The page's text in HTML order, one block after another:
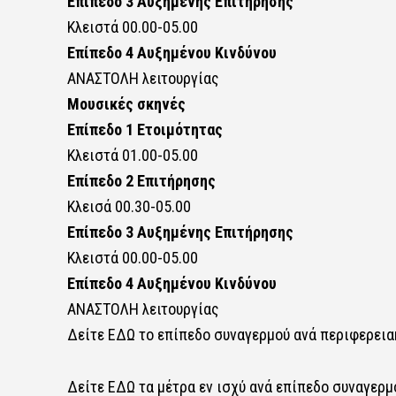
Κλειστά 00.00-05.00
Επίπεδο 4 Αυξημένου Κινδύνου
ΑΝΑΣΤΟΛΗ λειτουργίας
Μουσικές σκηνές
Επίπεδο 1 Ετοιμότητας
Κλειστά 01.00-05.00
Επίπεδο 2 Επιτήρησης
Κλεισά 00.30-05.00
Επίπεδο 3 Αυξημένης Επιτήρησης
Κλειστά 00.00-05.00
Επίπεδο 4 Αυξημένου Κινδύνου
ΑΝΑΣΤΟΛΗ λειτουργίας
Δείτε ΕΔΩ το επίπεδο συναγερμού ανά
Δείτε ΕΔΩ τα μέτρα εν ισχύ ανά επίπεδο